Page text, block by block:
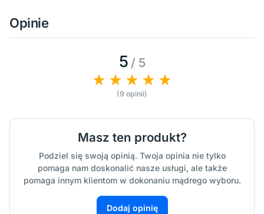
Opinie
5 / 5
(9 opinii)
Masz ten produkt?
Podziel się swoją opinią. Twoja opinia nie tylko
pomaga nam doskonalić nasze usługi, ale także
pomaga innym klientom w dokonaniu mądrego wyboru.
Dodaj opinię